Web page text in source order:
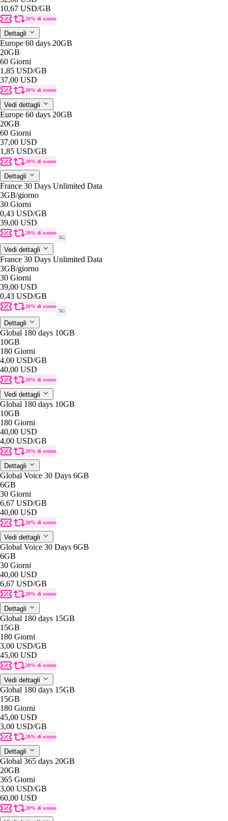
10,67 USD/GB
20% di sconto
Dettagli
Europe 60 days 20GB
20GB
60 Giorni
1,85 USD/GB
37,00 USD
20% di sconto
Vedi dettagli
Europe 60 days 20GB
20GB
60 Giorni
37,00 USD
1,85 USD/GB
20% di sconto
Dettagli
France 30 Days Unlimited Data
3GB/giorno
30 Giorni
0,43 USD/GB
39,00 USD
20% di sconto
5G
Vedi dettagli
France 30 Days Unlimited Data
3GB/giorno
30 Giorni
39,00 USD
0,43 USD/GB
20% di sconto
5G
Dettagli
Global 180 days 10GB
10GB
180 Giorni
4,00 USD/GB
40,00 USD
20% di sconto
Vedi dettagli
Global 180 days 10GB
10GB
180 Giorni
40,00 USD
4,00 USD/GB
20% di sconto
Dettagli
Global Voice 30 Days 6GB
6GB
30 Giorni
6,67 USD/GB
40,00 USD
20% di sconto
Vedi dettagli
Global Voice 30 Days 6GB
6GB
30 Giorni
40,00 USD
6,67 USD/GB
20% di sconto
Dettagli
Global 180 days 15GB
15GB
180 Giorni
3,00 USD/GB
45,00 USD
20% di sconto
Vedi dettagli
Global 180 days 15GB
15GB
180 Giorni
45,00 USD
3,00 USD/GB
20% di sconto
Dettagli
Global 365 days 20GB
20GB
365 Giorni
3,00 USD/GB
60,00 USD
20% di sconto